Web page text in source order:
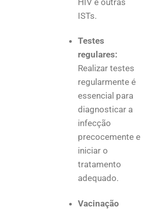
HIV e outras
ISTs.
Testes
regulares:
Realizar testes
regularmente é
essencial para
diagnosticar a
infecção
precocemente e
iniciar o
tratamento
adequado.
Vacinação